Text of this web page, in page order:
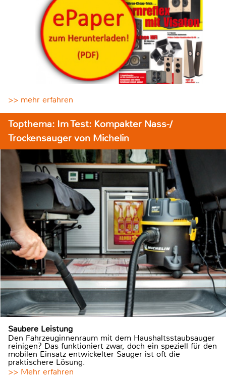
>> mehr erfahren
Topthema: Im Test: Kompakter Nass-/
Trockensauger von Michelin
Saubere Leistung
Den Fahrzeuginnenraum mit dem Haushaltsstaubsauger
reinigen? Das funktioniert zwar, doch ein speziell für den
mobilen Einsatz entwickelter Sauger ist oft die
praktischere Lösung.
>> Mehr erfahren